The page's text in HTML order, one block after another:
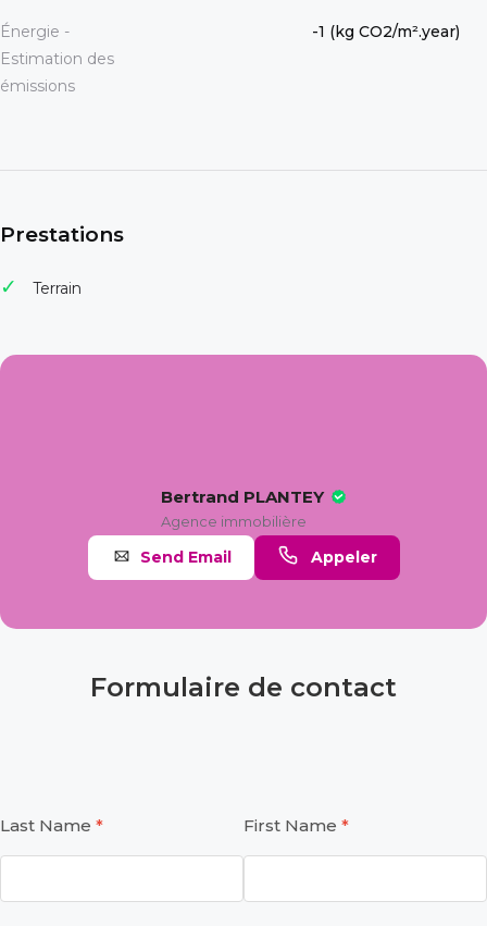
Énergie -
Estimation des
émissions
-1 (kg CO2/m².year)
Prestations
Terrain
Bertrand PLANTEY
Agence immobilière
Send Email Appeler
Formulaire de contact
Last Name First Name